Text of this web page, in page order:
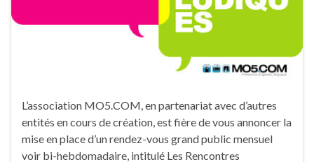
L’association MO5.COM, en partenariat avec d’autres
entités en cours de création, est fière de vous annoncer la
mise en place d’un rendez-vous grand public mensuel
voir bi-hebdomadaire, intitulé Les Rencontres